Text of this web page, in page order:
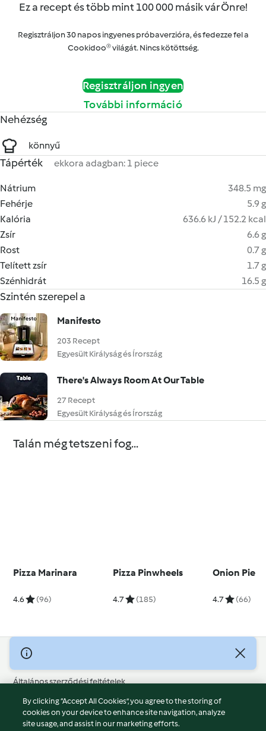
Ez a recept és több mint 100 000 másik vár Önre!
Regisztráljon 30 napos ingyenes próbaverzióra, és fedezze fel a
Cookidoo® világát. Nincs kötöttség.
Regisztráljon ingyen
További információ
Nehézség
könnyű
Tápérték ekkora adagban: 1 piece
Nátrium
348.5 mg
Fehérje
5.9 g
Kalória
636.6 kJ / 152.2 kcal
Zsír
6.6 g
Rost
0.7 g
Telített zsír
1.7 g
Szénhidrát
16.5 g
Szintén szerepel a
Manifesto
203 Recept
Egyesült Királyság és Írország
There's Always Room At Our Table
27 Recept
Egyesült Királyság és Írország
Talán még tetszeni fog...
Pizza Marinara
4.6 (96)
Pizza Pinwheels
4.7 (185)
Onion Pie
4.7 (66)
© Szerzői jog 2026
Általános szerződési feltételek
Adatvédelmi irányelvek
Jogi nyilatkozat
Cégjelzés
By clicking “Accept All Cookies”, you agree to the storing of
cookies on your device to enhance site navigation, analyze
site usage, and assist in our marketing efforts.